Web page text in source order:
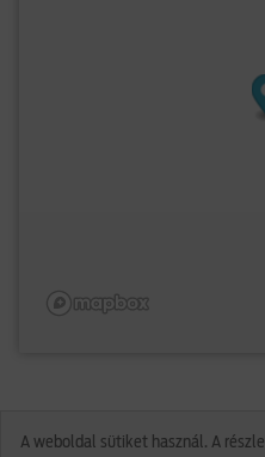
A weboldal sütiket használ. A